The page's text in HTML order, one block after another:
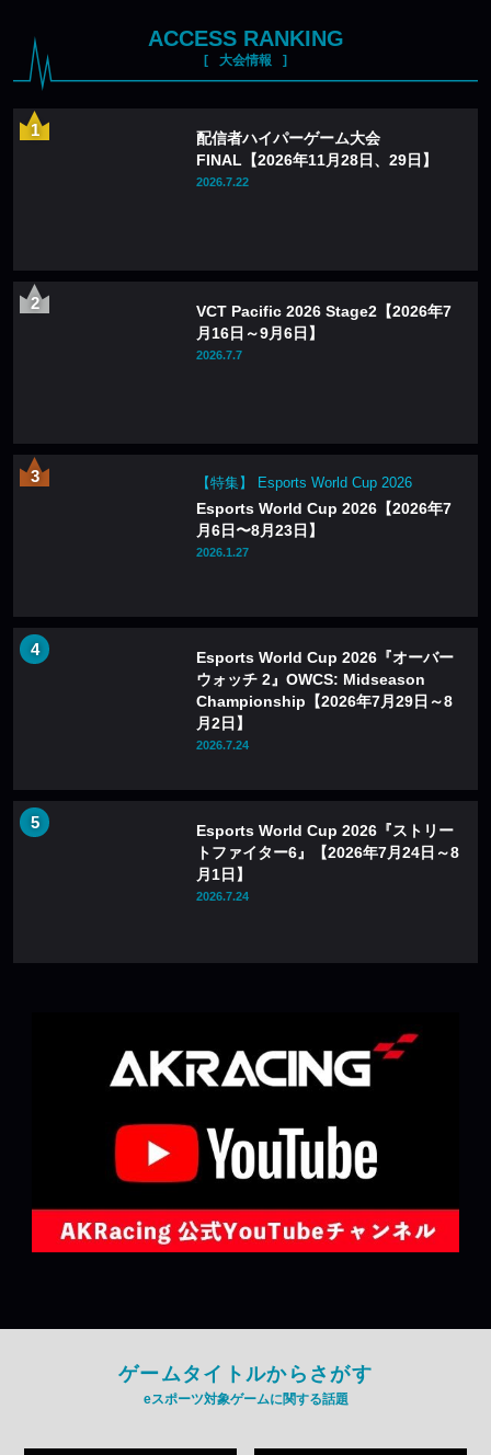
ACCESS RANKING
大会情報
配信者ハイパーゲーム大会
FINAL【2026年11月28日、29日】
2026.7.22
VCT Pacific 2026 Stage2【2026年7
月16日～9月6日】
2026.7.7
【特集】 Esports World Cup 2026
Esports World Cup 2026【2026年7
月6日〜8月23日】
2026.1.27
Esports World Cup 2026『オーバー
ウォッチ 2』OWCS: Midseason
Championship【2026年7月29日～8
月2日】
2026.7.24
Esports World Cup 2026『ストリー
トファイター6』【2026年7月24日～8
月1日】
2026.7.24
ゲームタイトルからさがす
eスポーツ対象ゲームに関する話題